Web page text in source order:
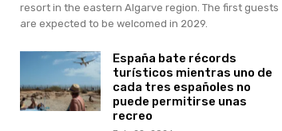
resort in the eastern Algarve region. The first guests
are expected to be welcomed in 2029.
España bate récords
turísticos mientras uno de
cada tres españoles no
puede permitirse unas
recreo